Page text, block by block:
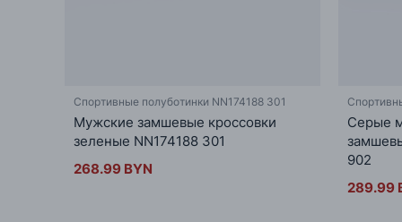
Спортивные полуботинки NN174188 301
Мужские замшевые кроссовки
зеленые NN174188 301
268.99 BYN
Серые
902
289.99